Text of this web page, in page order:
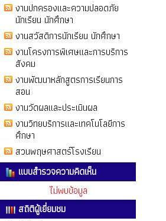
งานปกครองและความปลอดภัย
นักเรียน นักศึกษา
งานสวัสดิการนักเรียน นักศึกษา
งานโครงการพิเศษและการบริการ
สังคม
งานพัฒนาหลักสูตรการเรียนการ
สอน
งานวัดผลและประเมินผล
งานวิทยบริการและเทคโนโลยีการ
ศึกษา
สวนพฤษศาสตร์โรงเรียน
แบบสำรวจความคิดเห็น
ไม่พบข้อมูล
สถิติผู้เยี่ยมชม